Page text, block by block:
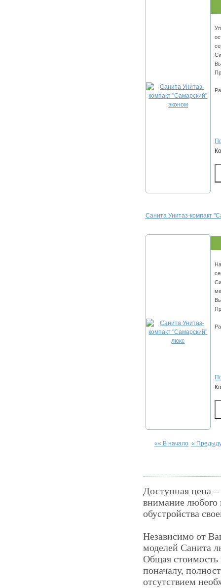
Санита Унитаз-компакт
«« В начало «
Доступная цена
внимание любого
обустройства
Независимо от
моделей Санита
Общая стоимость
поначалу,
отсутствием